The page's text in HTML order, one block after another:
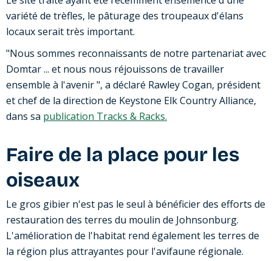
variété de trèfles, le pâturage des troupeaux d'élans
locaux serait très important.
"Nous sommes reconnaissants de notre partenariat avec
Domtar ... et nous nous réjouissons de travailler
ensemble à l'avenir ", a déclaré Rawley Cogan, président
et chef de la direction de Keystone Elk Country Alliance,
dans sa publication Tracks & Racks.
Faire de la place pour les
oiseaux
Le gros gibier n'est pas le seul à bénéficier des efforts de
restauration des terres du moulin de Johnsonburg.
L'amélioration de l'habitat rend également les terres de
la région plus attrayantes pour l'avifaune régionale.